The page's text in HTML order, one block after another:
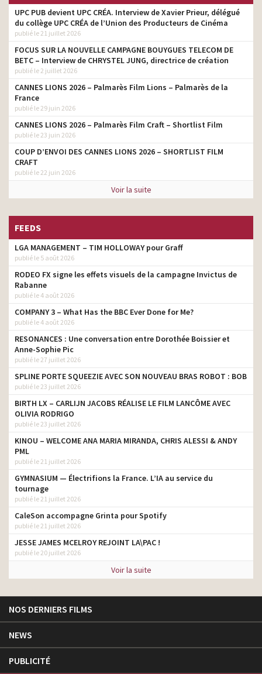
UPC PUB devient UPC CRÉA. Interview de Xavier Prieur, délégué
du collège UPC CRÉA de l’Union des Producteurs de Cinéma
publié le 21 juillet 2026
FOCUS SUR LA NOUVELLE CAMPAGNE BOUYGUES TELECOM DE
BETC – Interview de CHRYSTEL JUNG, directrice de création
publié le 2 juillet 2026
CANNES LIONS 2026 – Palmarès Film Lions – Palmarès de la
France
publié le 29 juin 2026
CANNES LIONS 2026 – Palmarès Film Craft – Shortlist Film
publié le 23 juin 2026
COUP D’ENVOI DES CANNES LIONS 2026 – SHORTLIST FILM
CRAFT
publié le 22 juin 2026
Voir la suite
FEEDS
LGA MANAGEMENT – TIM HOLLOWAY pour Graff
publié le 5 août 2026
RODEO FX signe les effets visuels de la campagne Invictus de
Rabanne
publié le 4 août 2026
COMPANY 3 – What Has the BBC Ever Done for Me?
publié le 4 août 2026
RESONANCES : Une conversation entre Dorothée Boissier et
Anne-Sophie Pic
publié le 27 juillet 2026
SPLINE PORTE SQUEEZIE AVEC SON NOUVEAU BRAS ROBOT : BOB
publié le 23 juillet 2026
BIRTH LX – CARLIJN JACOBS RÉALISE LE FILM LANCÔME AVEC
OLIVIA RODRIGO
publié le 23 juillet 2026
KINOU – WELCOME ANA MARIA MIRANDA, CHRIS ALESSI & ANDY
PML
publié le 21 juillet 2026
GYMNASIUM — Électrifions la France. L’IA au service du
tournage
publié le 21 juillet 2026
CaleSon accompagne Grinta pour Spotify
publié le 21 juillet 2026
JESSE JAMES MCELROY REJOINT LA\PAC !
publié le 20 juillet 2026
Voir la suite
NOS DERNIERS FILMS
NEWS
PUBLICITÉ